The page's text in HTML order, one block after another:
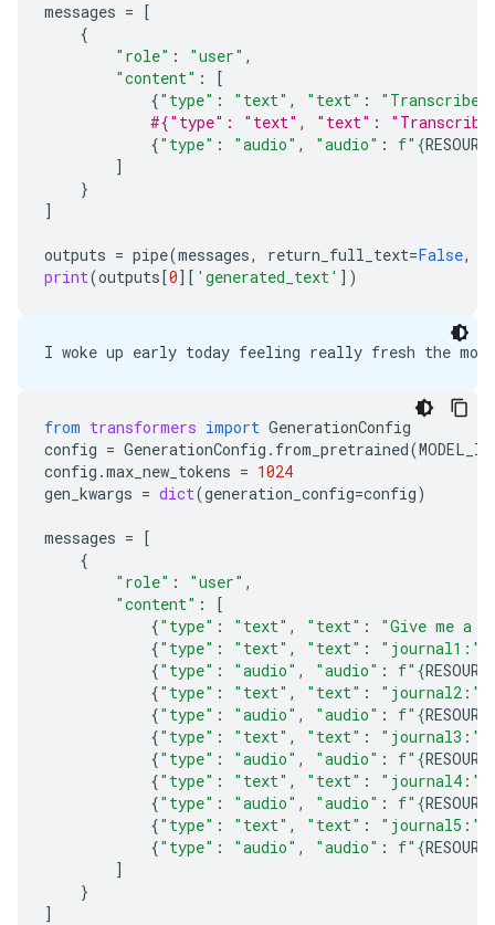
messages = [
{
"role" : "user" ,
"content" :
[
{"type" : "text" , "text" :
"Transcribe
#{"type": "text", "text": "Transcribe
{"type" : "audio" , "audio" : f" {
]
}
]
outputs = pipe(messages, return_full_text=False,
print(outputs[0][ 'generated_text' ])
from transformers import GenerationConfig
config = GenerationConfig . from_pretrained(MODEL_ID
config .max_new_tokens = 1024
gen_kwargs = dict(generation_config=config)
messages = [
{
"role" : "user" ,
"content" :
[
{"type" : "text" , "text" :
"Give me a
{"type" : "text" , "text" : "journal1:"
{"type" : "audio" , "audio" : f" {
{"type" : "text" , "text" : "journal2:"
{"type" : "audio" , "audio" : f" {
{"type" : "text" , "text" : "journal3:"
{"type" : "audio" , "audio" : f" {
{"type" : "text" , "text" : "journal4:"
{"type" : "audio" , "audio" : f" {
{"type" : "text" , "text" : "journal5:"
{"type" : "audio" , "audio" : f" {
]
}
]